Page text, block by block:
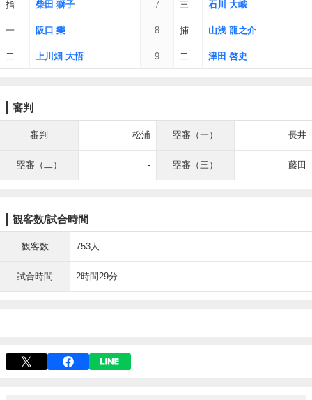
指 柴田 獅子 7 三 石川 大峨
一 阪口 樂 8 捕 山浅 龍之介
二 上川畑 大悟 9 二 津田 啓史
審判
審判 松浦 塁審（一） 長井
塁審（二） - 塁審（三） 藤田
観客数/試合時間
観客数 753人
試合時間 2時間29分